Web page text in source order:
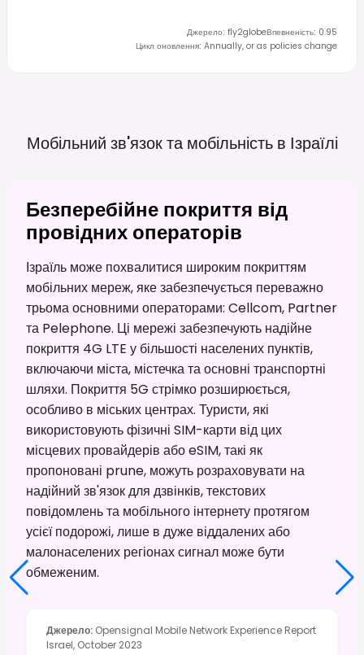
Джерело: fly2globeВпевненість: 0.95
Цикл оновлення: Annually, or as policies change
Мобільний зв'язок та мобільність в Ізраїлі
Безперебійне покриття від
провідних операторів
Ізраїль може похвалитися широким покриттям
мобільних мереж, яке забезпечується переважно
трьома основними операторами: Cellcom, Partner
та Pelephone. Ці мережі забезпечують надійне
покриття 4G LTE у більшості населених пунктів,
включаючи міста, містечка та основні транспортні
шляхи. Покриття 5G стрімко розширюється,
особливо в міських центрах. Туристи, які
використовують фізичні SIM-карти від цих
місцевих провайдерів або eSIM, такі як
пропоновані prune, можуть розраховувати на
надійний зв'язок для дзвінків, текстових
повідомлень та мобільного інтернету протягом
усієї подорожі, лише в дуже віддалених або
малонаселених регіонах сигнал може бути
обмеженим.
Джерело: Opensignal Mobile Network Experience Report
Israel, October 2023